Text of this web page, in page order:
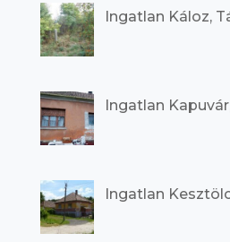
Ingatlan Káloz,
Ingatlan
Ingatlan